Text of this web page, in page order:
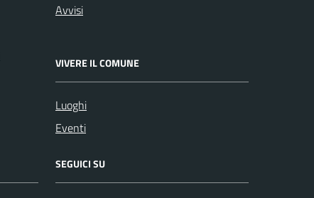
Avvisi
VIVERE IL COMUNE
Luoghi
Eventi
SEGUICI SU